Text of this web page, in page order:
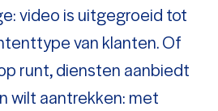
video is uitgegroeid tot
van klanten. Of
runt, diensten aanbiedt
wilt aantrekken: met